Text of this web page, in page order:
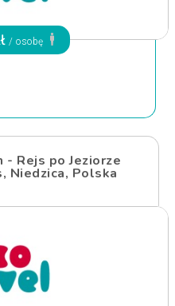
/ osobę
- Rejs po Jeziorze
Niedzica, Polska